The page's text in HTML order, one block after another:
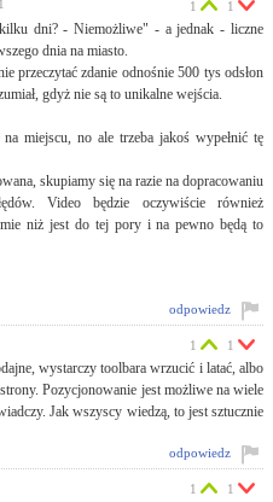
dni? - Niemożliwe" - a jednak - liczne
dnia na miasto.
przeczytać zdanie odnośnie 500 tys odsłon
gdyż nie są to unikalne wejścia.
miejscu, no ale trzeba jakoś wypełnić tę
skupiamy się na razie na dopracowaniu
Video będzie oczywiście również
niż jest do tej pory i na pewno będą to
1 1
odpowiedz
wystarczy toolbara wrzucić i latać, albo
Pozycjonowanie jest możliwe na wiele
Jak wszyscy wiedzą, to jest sztucznie
1 1
odpowiedz
1 1